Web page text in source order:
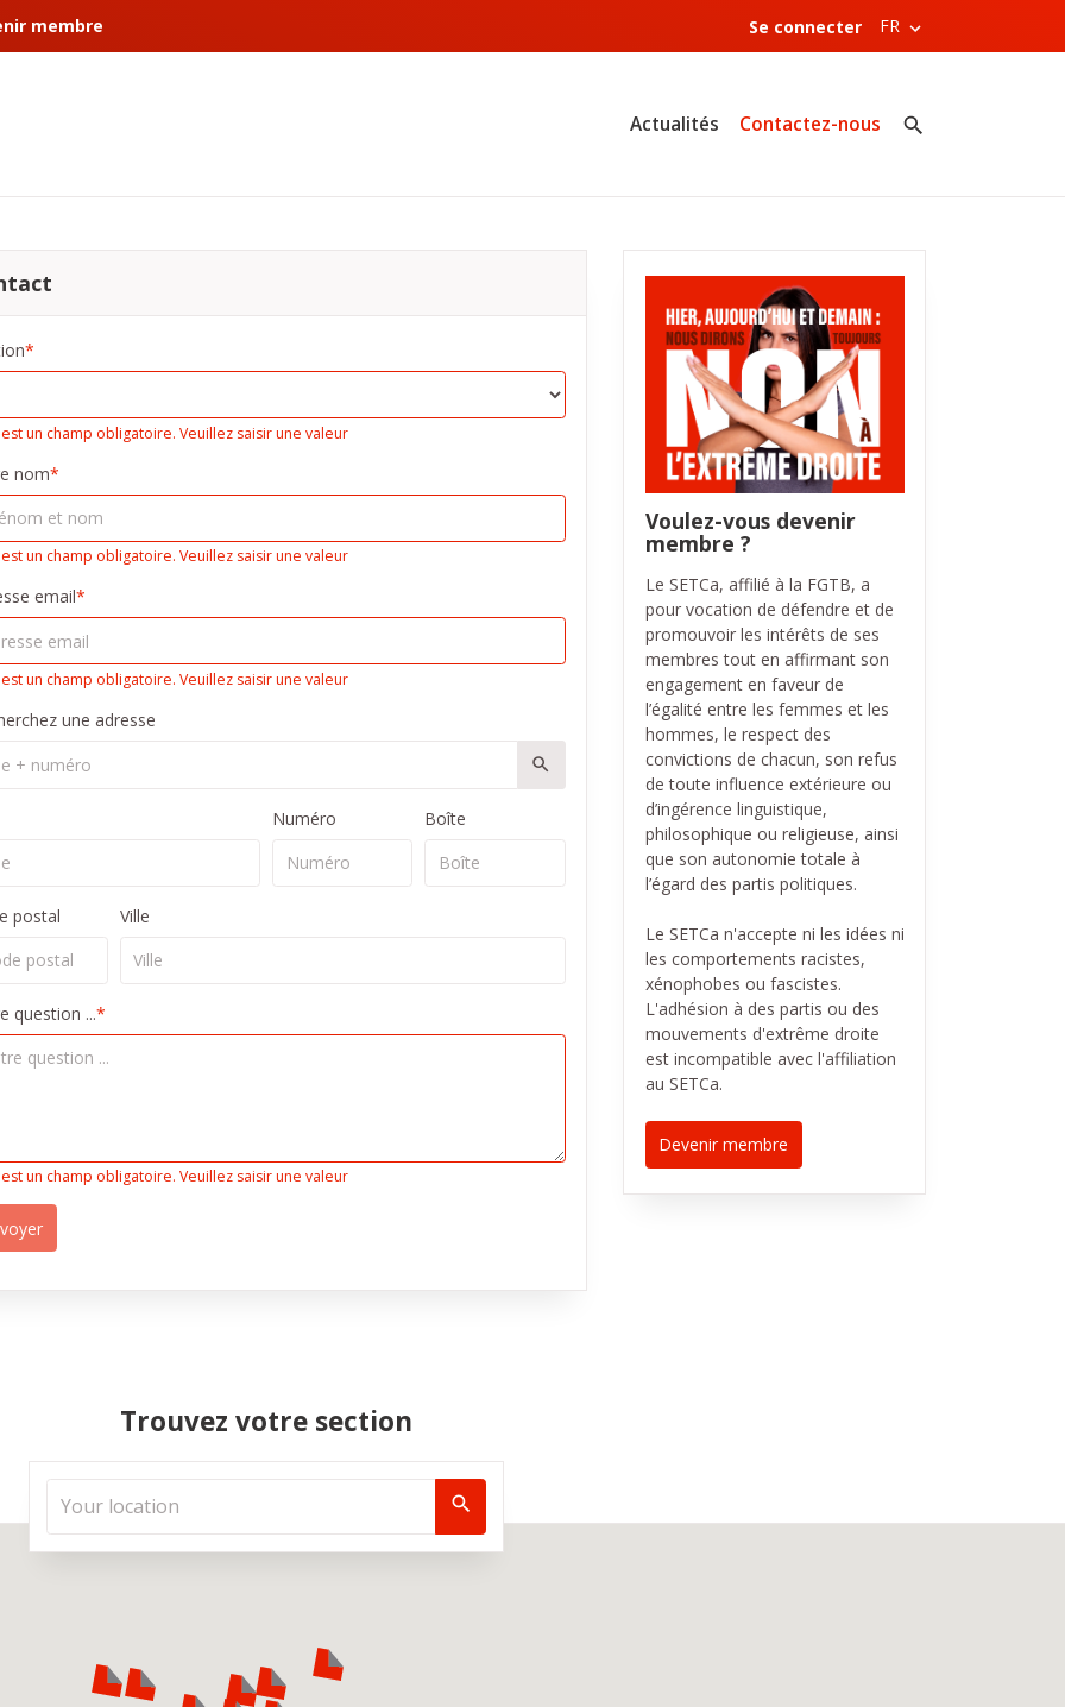
membre Se connecter FR
Actualités Contactez-nous
*
est un champ obligatoire. Veuillez saisir une valeur
nom*
est un champ obligatoire. Veuillez saisir une valeur
email*
est un champ obligatoire. Veuillez saisir une valeur
une adresse
Numéro Boîte
postal Ville
question ...*
est un champ obligatoire. Veuillez saisir une valeur
Voulez-vous devenir
membre ?
Le SETCa, affilié à la FGTB, a
pour vocation de défendre et de
promouvoir les intérêts de ses
membres tout en affirmant son
engagement en faveur de
l’égalité entre les femmes et les
hommes, le respect des
convictions de chacun, son refus
de toute influence extérieure ou
d’ingérence linguistique,
philosophique ou religieuse, ainsi
que son autonomie totale à
l’égard des partis politiques.
Le SETCa n'accepte ni les idées ni
les comportements racistes,
xénophobes ou fascistes.
L'adhésion à des partis ou des
mouvements d'extrême droite
est incompatible avec l'affiliation
au SETCa.
Devenir membre
Trouvez votre section